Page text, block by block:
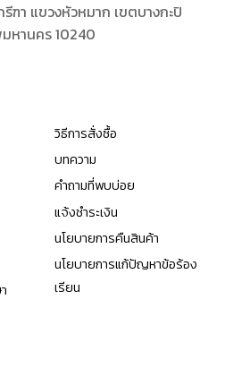
า แขวงหัวหมาก เขตบางกะปิ
หานคร 10240
วิธีการสั่งซื้อ
บทความ
คำถามที่พบบ่อย
แจ้งชำระเงิน
นโยบายการคืนสินค้า
นโยบายการแก้ปัญหาข้อร้อง
เรียน